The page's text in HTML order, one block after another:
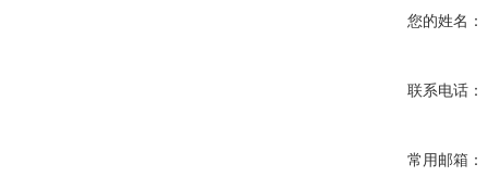
您的姓名：
联系电话：
常用邮箱：